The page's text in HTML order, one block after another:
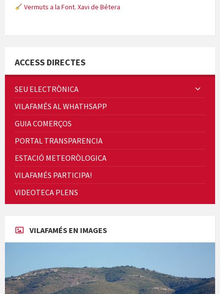
Vermuts a la Font. Xavi de Bétera
Quintà Culroja
Cicle de Cine i Dones rurals
Concerts al Museu
ACCESS DIRECTES
SEU ELECTRÒNICA
VILAFAMÉS AL WHATHSAPP
GUIA COMERÇOS
PORTAL TRANSPARENCIA
ESTACIÓ METEORÒLOGICA
VILAFAMÉS PARTICIPA!
VIDEOTECA PLENS
VILAFAMÉS EN IMAGES